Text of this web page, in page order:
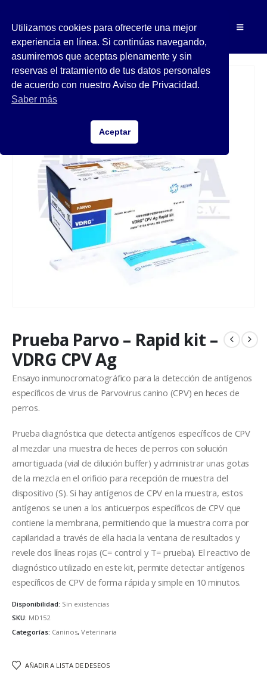
Prueba Parvo – Rapid kit –
VDRG CPV Ag
Ensayo inmunocromatográfico para la detección de antígenos
específicos de virus de Parvovirus canino (CPV) en heces de
perros.
Prueba diagnóstica que detecta antígenos específicos de CPV
al mezclar una muestra de heces de perros con solución
amortiguada (vial de dilución buffer) y administrar unas gotas
de la mezcla en el orificio para recepción de muestra del
dispositivo (S). Si hay antígenos de CPV en la muestra, estos
antígenos se unen a los anticuerpos específicos de CPV que
contiene la membrana, permitiendo que la muestra corra por
capilaridad a través de ella hacia la ventana de resultados y
revele dos líneas rojas (C= control y T= prueba). El reactivo de
diagnóstico utilizado en este kit, permite detectar antígenos
específicos de CPV de forma rápida y simple en 10 minutos.
Disponibilidad: Sin existencias
SKU: MD152
Categorías: Caninos, Veterinaria
AÑADIR A LISTA DE DESEOS
Utilizamos cookies para ofrecerte una mejor
experiencia en línea. Si continúas navegando,
asumiremos que aceptas plenamente y sin
reservas el tratamiento de tus datos personales
de acuerdo con nuestro Aviso de Privacidad.
Saber más
Aceptar